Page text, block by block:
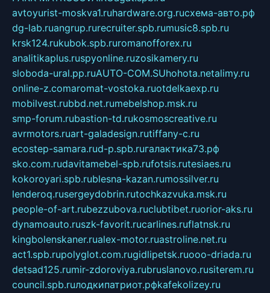
avtoyurist-moskva1.ruhardware.org.ruсхема-авто.рф
dg-lab.ruangrup.rurecruiter.spb.rumusic8.spb.ru
krsk124.rukubok.spb.ruromanofforex.ru
analitikaplus.ruspyonline.ruzosikamery.ru
sloboda-ural.pp.ruAUTO-COM.SUhohota.netalimy.ru
online-z.comaromat-vostoka.ruotdelkaexp.ru
mobilvest.rubbd.net.rumebelshop.msk.ru
smp-forum.rubastion-td.rukosmoscreative.ru
avrmotors.ruart-galadesign.rutiffany-c.ru
ecostep-samara.rud-p.spb.ruгалактика73.рф
sko.com.rudavitamebel-spb.rufotsis.rutesiaes.ru
kokoroyari.spb.rublesna-kazan.rumossilver.ru
lenderoq.rusergeydobrin.rutochkazvuka.msk.ru
people-of-art.rubezzubova.ruclubtibet.ruorior-aks.ru
dynamoauto.ruszk-favorit.rucarlines.ruflatnsk.ru
kingbolenskaner.rualex-motor.ruastroline.net.ru
act1.spb.rupolyglot.com.rugidlipetsk.ruooo-driada.ru
detsad125.rumir-zdoroviya.rubruslanovo.rusiterem.ru
council.spb.ruлодкипатриот.рфkafekolizey.ru